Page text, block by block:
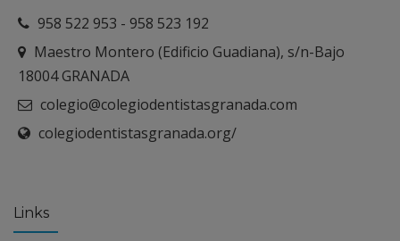
958 522 953 - 958 523 192
Maestro Montero (Edificio Guadiana), s/n-Bajo
18004 GRANADA
colegio@colegiodentistasgranada.com
colegiodentistasgranada.org/
Links